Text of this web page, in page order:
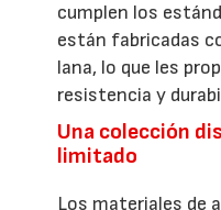
cumplen los
están fabricadas
lana, lo que les
resistencia y
Una colección
limitado
Los materiales de